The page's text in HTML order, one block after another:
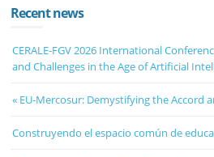
Recent news
CERALE-FGV 2026 International
and Challenges in the Age of Artificial
« EU-Mercosur: Demystifying the Accord
Construyendo el espacio común de